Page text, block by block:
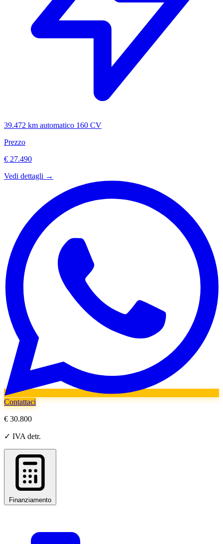
39.472 km automatico 160 CV
Prezzo
€ 27.490
Vedi dettagli →
Contattaci
€ 30.800
✓ IVA detr.
Finanziamento